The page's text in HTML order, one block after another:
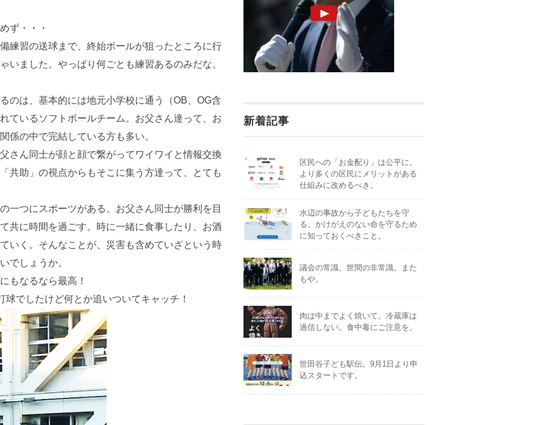
ず・・・
練習の送球まで、終始ボールが狙ったところに行
いました。やっぱり何ごとも練習あるのみだな。
のは、基本的には地元小学校に通う（OB、OG含
ているソフトボールチーム。お父さん達って、お
係の中で完結している方も多い。
さん同士が顔と顔で繋がってワイワイと情報交換
共助」の視点からもそこに集う方達って、とても
一つにスポーツがある。お父さん同士が勝利を目
共に時間を過ごす。時に一緒に食事したり、お酒
いく。そんなことが、災害も含めていざという時
でしょうか。
もなるなら最高！
でしたけど何とか追いついてキャッチ！
新着記事
区民への「お金配り」は公平に。
より多くの区民にメリットがある
仕組みに改めるべき。
水辺の事故から子どもたちを守
る。かけがえのない命を守るため
に知っておくべきこと。
議会の常識、世間の非常識。また
もや。
肉は中までよく焼いて。冷蔵庫は
過信しない。食中毒にご注意を。
世田谷子ども駅伝。9月1日より申
込スタートです。